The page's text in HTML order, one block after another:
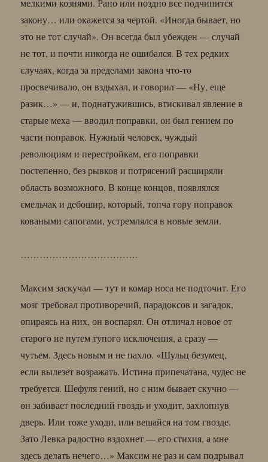
мелкими кознями. Рано или поздно все подчинится
закону… или окажется за чертой. «Иногда бывает, но
это не тот случай». Он всегда был убежден — случай
не тот, и почти никогда не ошибался. В тех редких
случаях, когда за пределами закона что-то
просвечивало, он вздыхал, и говорил — «Ну, еще
разик…» — и, поднатужившись, втискивал явление в
старые меха — вводил поправки, он был гением по
части поправок. Нужный человек, чуждый
революциям и перестройкам, его поправки
постепенно, без рывков и потрясений расширяли
область возможного. В конце концов, появлялся
смельчак и дебошир, который, топча гору поправок
коваными сапогами, устремлялся в новые земли.
……………………………….
Максим заскучал — тут и комар носа не подточит. Его
мозг требовал противоречий, парадоксов и загадок,
опираясь на них, он воспарял. Он отличал новое от
старого не путем тупого исключения, а сразу —
чутьем. Здесь новым и не пахло. «Шульц безумец,
если вылезет возражать. Истина припечатана, чудес не
требуется. Шефуля гений, но с ним бывает скучно —
он забивает последний гвоздь и уходит, захлопнув
дверь. Или тоже уходи, или вешайся на том гвозде.
Зато Левка радостно вздохнет — его стихия, а мне
здесь делать нечего…» Максим не раз и сам подрывал